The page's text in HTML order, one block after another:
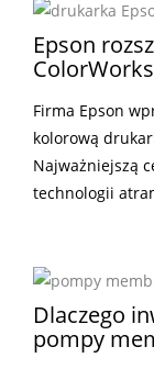
Epson
ColorWorks
Firma Epson
kolorową
Najważniejszą
technologii
Dlaczego
pompy